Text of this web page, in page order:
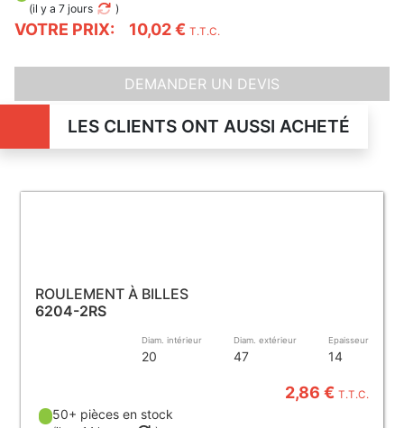
VOTRE PRIX: 10,02 € T.T.C.
(il y a 7 jours )
DEMANDER UN DEVIS
LES CLIENTS ONT AUSSI ACHETÉ
ROULEMENT À BILLES
6204-2RS
Diam. intérieur
20
Diam. extérieur
47
Epaisseur
14
2,86 €T.T.C.
50+ pièces en stock